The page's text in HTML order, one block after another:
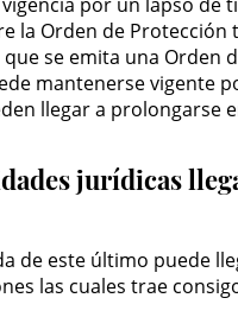
la Orden de
se emita una Orden
mantenerse vigente
llegar a prolongarse
jurídicas
de este último puede
las cuales trae